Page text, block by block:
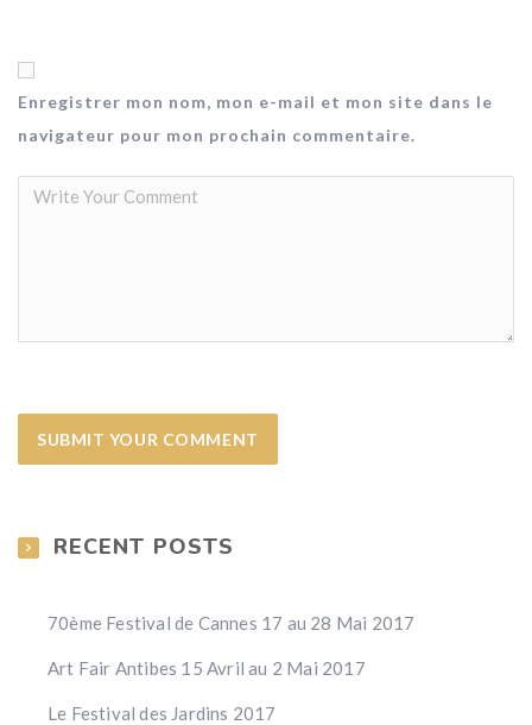
Enregistrer mon nom, mon e-mail et mon site dans le
navigateur pour mon prochain commentaire.
RECENT POSTS
70ème Festival de Cannes 17 au 28 Mai 2017
Art Fair Antibes 15 Avril au 2 Mai 2017
Le Festival des Jardins 2017